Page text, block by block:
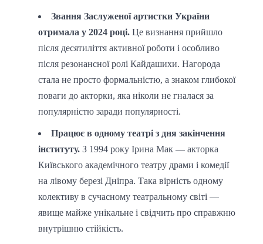
Звання Заслуженої артистки України
отримала у 2024 році. Це визнання прийшло
після десятиліття активної роботи і особливо
після резонансної ролі Кайдашихи. Нагорода
стала не просто формальністю, а знаком глибокої
поваги до акторки, яка ніколи не гналася за
популярністю заради популярності.
Працює в одному театрі з дня закінчення
інституту. З 1994 року Ірина Мак — акторка
Київського академічного театру драми і комедії
на лівому березі Дніпра. Така вірність одному
колективу в сучасному театральному світі —
явище майже унікальне і свідчить про справжню
внутрішню стійкість.